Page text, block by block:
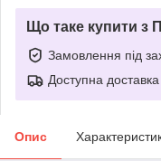
Що таке купити з
Замовлення під
Доступна доставка
Опис